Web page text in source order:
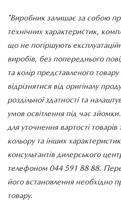
*Виробник залишає за собою
технічних характеристик,
що не погіршують
виробів, без попереднього
та колір представленого
відрізнятися від оригіналу
роздільної здатності та
умов освітлення під час
для уточнення вартості товарів
кольору та інших
консультантів дилерського
телефоном 044 591 88 88.
його встановлення необхідно
товару.